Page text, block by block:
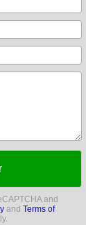
and
and Terms of